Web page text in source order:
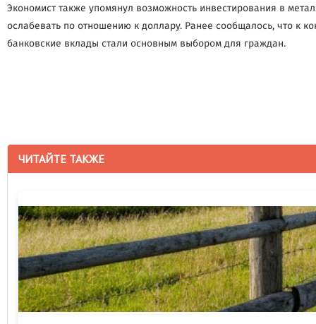
ЧИТАЙТЕ ТАКЖЕ
Экономист также упомянул возможность инвестирования в
ослабевать по отношению к доллару. Ранее сообщалось, что к
банковские вклады стали основным выбором для граждан.